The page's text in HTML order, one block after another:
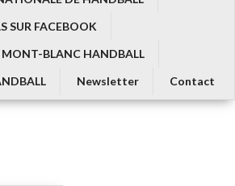
SUR FACEBOOK
MONT-BLANC HANDBALL
Newsletter Contact